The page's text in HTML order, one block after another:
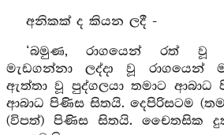
අනිකක් ද කියන ලදී -
‘බමුණ, රාගයෙන් රත් වූ
මැඩගන්නා ලද්දා වූ රාගයෙන්
ඇත්තා වූ පුද්ගලයා තමාට
ආබාධ පිණිස සිතයි. දෙපිරිසටම
(විපත්) පිණිස සිතයි. චෛතසික